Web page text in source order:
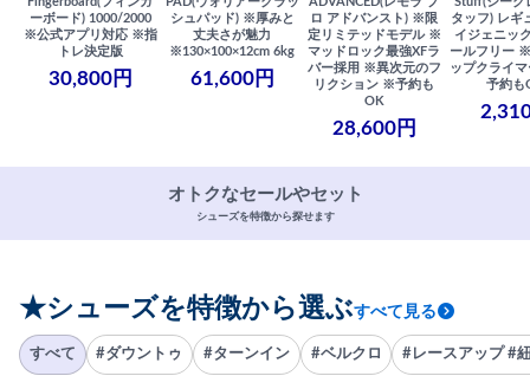
ーボード) 1000/2000
※公式アプリ対応 ※指
トレ決定版
30,800円
シュパッド) ※厚みと
丈夫さが魅力
※130×100×12cm 6kg
61,600円
ロ アドバンスト) ※限
定リミテッドモデル ※
マッドロック最強XFラ
バー採用 ※異次元のフ
リクション ※予約も
OK
28,600円
タッフ) レギ
イジェニッ
ールフリー
ップクライ
予約も
オトクなセールやセット
シューズを特徴から探せます
★シューズを特徴から選ぶすべて見る
すべて #ダウントゥ #ターンイン #ベルクロ #レースアップ #